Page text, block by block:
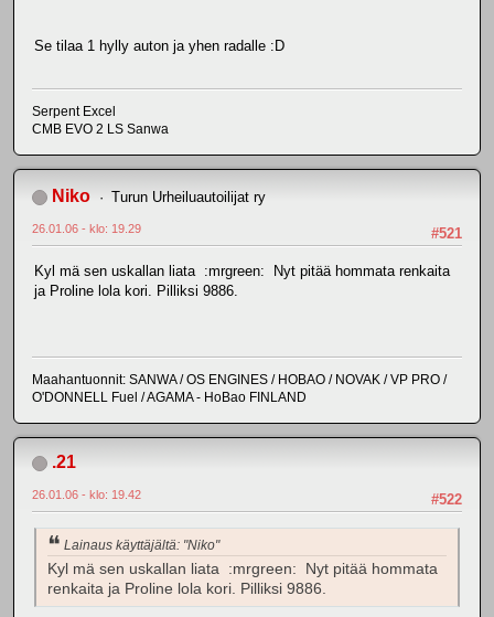
Se tilaa 1 hylly auton ja yhen radalle :D
Serpent Excel
CMB EVO 2 LS Sanwa
Niko Turun Urheiluautoilijat ry
#521
26.01.06 - klo: 19.29
Kyl mä sen uskallan liata :mrgreen: Nyt pitää hommata renkaita
ja Proline lola kori. Pilliksi 9886.
Maahantuonnit: SANWA / OS ENGINES / HOBAO / NOVAK / VP PRO /
O'DONNELL Fuel / AGAMA - HoBao FINLAND
.21
#522
26.01.06 - klo: 19.42
Lainaus käyttäjältä: "Niko"
Kyl mä sen uskallan liata :mrgreen: Nyt pitää hommata
renkaita ja Proline lola kori. Pilliksi 9886.